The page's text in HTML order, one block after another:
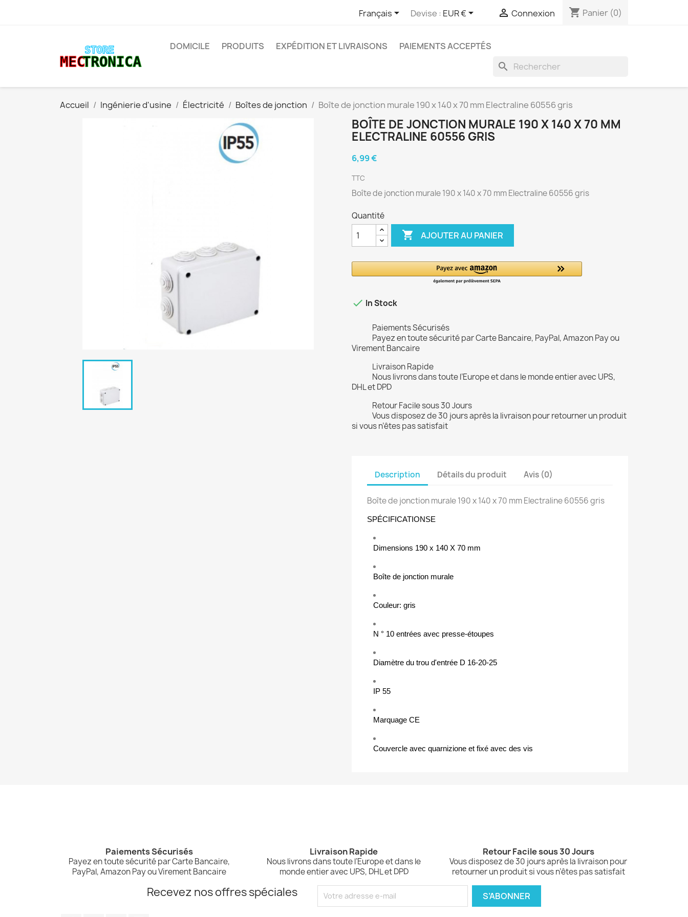
Français Devise : EUR €  Connexion shopping_cart Panier (0)
DOMICILE PRODUITS EXPÉDITION ET LIVRAISONS PAIEMENTS ACCEPTÉS
search
Accueil Ingénierie d'usine Électricité Boîtes de jonction Boîte de jonction murale 190 x 140 x 70 mm Electraline 60556 gris
BOÎTE DE JONCTION MURALE 190 X 140 X 70 MM
ELECTRALINE 60556 GRIS
6,99 €
TTC
Boîte de jonction murale 190 x 140 x 70 mm Electraline 60556 gris
Quantité
 AJOUTER AU PANIER
 In Stock
Paiements Sécurisés
Payez en toute sécurité par Carte Bancaire, PayPal, Amazon Pay ou
Virement Bancaire
Livraison Rapide
Nous livrons dans toute l’Europe et dans le monde entier avec UPS,
DHL et DPD
Retour Facile sous 30 Jours
Vous disposez de 30 jours après la livraison pour retourner un produit
si vous n’êtes pas satisfait
Description Détails du produit Avis (0)
Boîte de jonction murale 190 x 140 x 70 mm Electraline 60556 gris
SPÉCIFICATIONSE
Dimensions 190 x 140 X 70 mm
Boîte de jonction murale
Couleur: gris
N ° 10 entrées avec presse-étoupes
Diamètre du trou d'entrée D 16-20-25
IP 55
Marquage CE
Couvercle avec quarnizione et fixé avec des vis
Paiements Sécurisés
Payez en toute sécurité par Carte Bancaire,
PayPal, Amazon Pay ou Virement Bancaire
Livraison Rapide
Nous livrons dans toute l’Europe et dans le
monde entier avec UPS, DHL et DPD
Retour Facile sous 30 Jours
Vous disposez de 30 jours après la livraison pour
retourner un produit si vous n’êtes pas satisfait
Recevez nos offres spéciales